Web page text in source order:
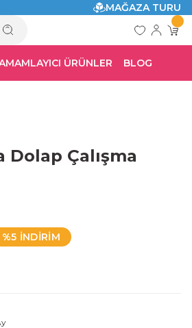
MAĞAZA TURU
ÜRÜNLER BLOG
Dolap Çalışma
%5 İNDİRİM